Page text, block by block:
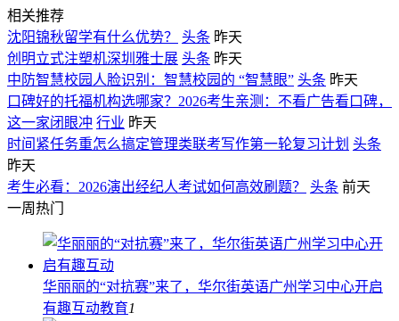
相关推荐
沈阳锦秋留学有什么优势？
头条 昨天
创明立式注塑机深圳雅士展 头条 昨天
中防智慧校园人脸识别：智慧校园的 “智慧眼” 头条 昨天
口碑好的托福机构选哪家？2026考生亲测：不看广告看口碑，
这一家闭眼冲 行业 昨天
时间紧任务重怎么搞定管理类联考写作第一轮复习计划 头条
昨天
考生必看：2026演出经纪人考试如何高效刷题？
头条 前天
一周热门
华丽丽的“对抗赛”来了，华尔街英语广州学习中心开启
有趣互动教育1